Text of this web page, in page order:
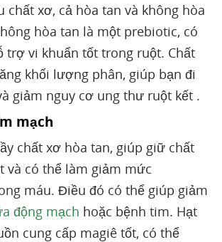
chất xơ, cả hòa tan và không hòa
hòa tan là một prebiotic, có
trợ vi khuẩn tốt trong ruột. Chất
khối lượng phân, giúp bạn đi
giảm nguy cơ ung thư ruột kết .
mạch
chất xơ hòa tan, giúp giữ chất
và có thể làm giảm mức
máu. Điều đó có thể giúp giảm
động mạch hoặc bệnh tim. Hạt
cung cấp magiê tốt, có thể